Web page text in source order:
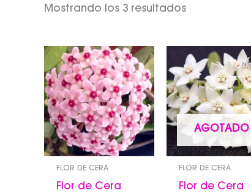
Mostrando los 3 resultados
FLOR DE CERA
Flor de Cera
Rango
de
precios:
desde
$150.00
hasta
$750.00
AGOTADO
FLOR DE CERA
Flor de Cera